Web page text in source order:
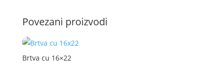
Povezani proizvodi
Brtva cu 16×22